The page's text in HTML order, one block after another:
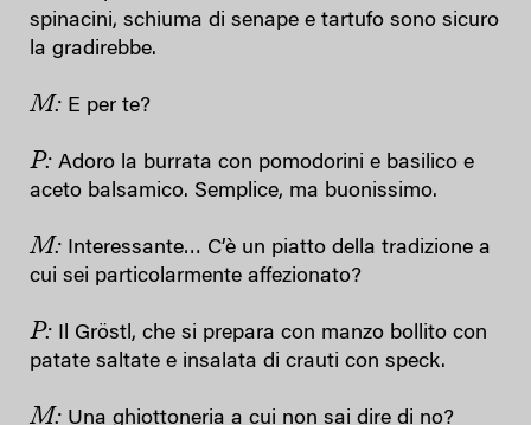
spinacini, schiuma di senape e tartufo sono sicuro
la gradirebbe.
M: E per te?
P: Adoro la burrata con pomodorini e basilico e
aceto balsamico. Semplice, ma buonissimo.
M: Interessante… C’è un piatto della tradizione a
cui sei particolarmente affezionato?
P: Il Gröstl, che si prepara con manzo bollito con
patate saltate e insalata di crauti con speck.
M: Una ghiottoneria a cui non sai dire di no?